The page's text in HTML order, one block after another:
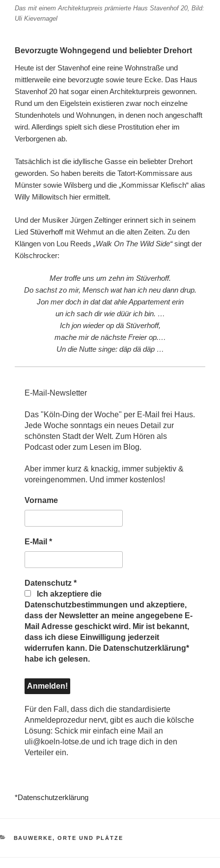
Das mit einem Architekturpreis prämierte Haus Stavenhof 20, Bild:
Uli Kievernagel
Bevorzugte Wohngegend und beliebter Drehort
Heute ist der Stavenhof eine reine Wohnstraße und
mittlerweile eine bevorzugte sowie teure Ecke. Das Haus
Stavenhof 20 hat sogar einen Architekturpreis gewonnen.
Rund um den Eigelstein existieren zwar noch einzelne
Stundenhotels und Wohnungen, in denen noch angeschafft
wird. Allerdings spielt sich diese Prostitution eher im
Verborgenen ab.
Tatsächlich ist die idyllische Gasse ein beliebter Drehort
geworden. So haben bereits die Tatort-Kommissare aus
Münster sowie Wilsberg und die „Kommissar Klefisch“ alias
Willy Millowitsch hier ermittelt.
Und der Musiker Jürgen Zeltinger erinnert sich in seinem
Lied Stüverhoffmit Wehmut an die alten Zeiten. Zu den
Klängen von Lou Reeds „Walk On The Wild Side“singt der
Kölschrocker:
Mer troffe uns um zehn im Stüverhoff.
Do sachst zo mir, Mensch wat han ich neu dann drup.
Jon mer doch in dat dat ahle Appartement erin
un ich sach dir wie düür ich bin. …
Ich jon wieder op dä Stüverhoff,
mache mir de nächste Freier op.…
Un die Nutte singe: däp dä däp …
E-Mail-Newsletter
Das "Köln-Ding der Woche" per E-Mail frei Haus.
Jede Woche sonntags ein neues Detail zur
schönsten Stadt der Welt. Zum Hören als
Podcast oder zum Lesen im Blog.
Aber immer kurz & knackig, immer subjektiv &
voreingenommen. Und immer kostenlos!
Vorname
E-Mail *
Datenschutz *
Ich akzeptiere die
Datenschutzbestimmungen und akzeptiere,
dass der Newsletter an meine angegebene E-
Mail Adresse geschickt wird. Mir ist bekannt,
dass ich diese Einwilligung jederzeit
widerrufen kann. Die Datenschutzerklärung*
habe ich gelesen.
Für den Fall, dass dich die standardisierte
Anmeldeprozedur nervt, gibt es auch die kölsche
Lösung: Schick mir einfach eine Mail an
uli@koeln-lotse.de und ich trage dich in den
Verteiler ein.
*Datenschutzerklärung
KATEGORIEN
BAUWERKE, ORTE UND PLÄTZE